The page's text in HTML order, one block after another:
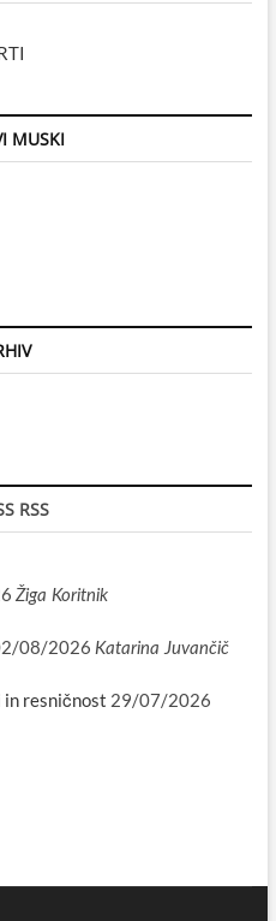
MUSKI
RSS
Žiga Koritnik
08/2026 Katarina Juvančič
in resničnost 29/07/2026